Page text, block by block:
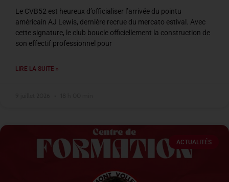
Le CVB52 est heureux d’officialiser l’arrivée du pointu
américain AJ Lewis, dernière recrue du mercato estival. Avec
cette signature, le club boucle officiellement la construction de
son effectif professionnel pour
LIRE LA SUITE »
ACTUALITÉS